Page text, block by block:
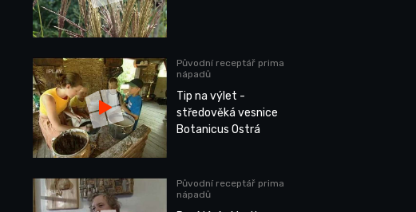
Původní receptář prima
nápadů
Tip na výlet -
středověká vesnice
Botanicus Ostrá
Původní receptář prima
nápadů